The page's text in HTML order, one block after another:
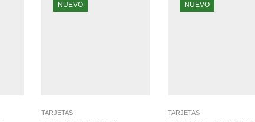
NUEVO
TARJETAS
NUEVO
TARJETAS